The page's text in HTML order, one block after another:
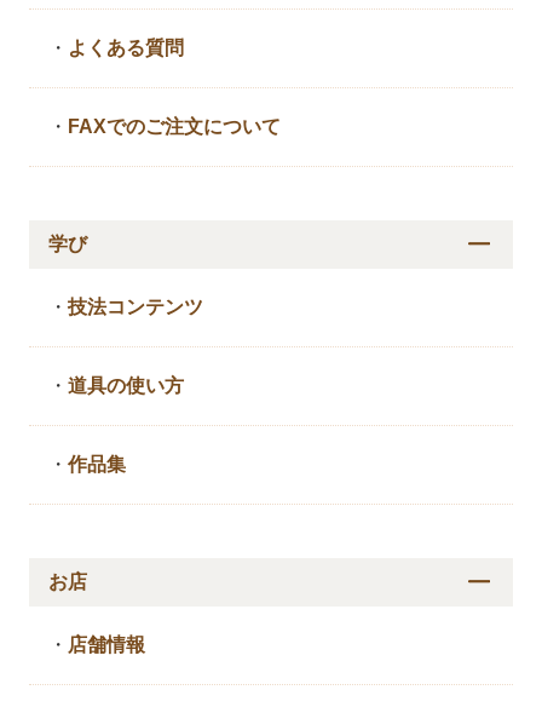
・ よくある質問
・ FAXでのご注文について
学び
・技法コンテンツ
・道具の使い方
・作品集
お店
・ 店舗情報